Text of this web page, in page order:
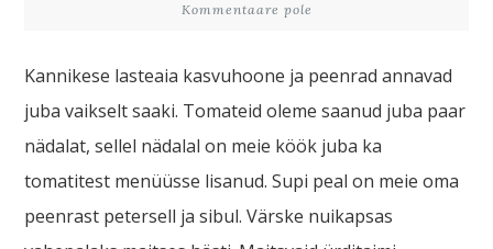
Kommentaare pole
Kannikese lasteaia kasvuhoone ja peenrad annavad
juba vaikselt saaki. Tomateid oleme saanud juba paar
nädalat, sellel nädalal on meie köök juba ka
tomatitest menüüsse lisanud. Supi peal on meie oma
peenrast petersell ja sibul. Värske nuikapsas